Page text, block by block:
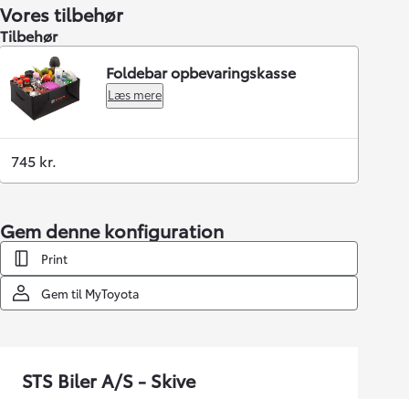
Vores tilbehør
Tilbehør
Foldebar opbevaringskasse
Læs mere
745 kr.
Gem denne konfiguration
Print
Gem til MyToyota
STS Biler A/S - Skive